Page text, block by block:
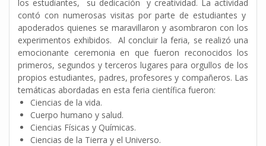
los estudiantes, su dedicación y creatividad. La actividad
contó con numerosas visitas por parte de estudiantes y
apoderados quienes se maravillaron y asombraron con los
experimentos exhibidos. Al concluir la feria, se realizó una
emocionante ceremonia en que fueron reconocidos los
primeros, segundos y terceros lugares para orgullos de los
propios estudiantes, padres, profesores y compañeros. Las
temáticas abordadas en esta feria científica fueron:
Ciencias de la vida.
Cuerpo humano y salud.
Ciencias Físicas y Químicas.
Ciencias de la Tierra y el Universo.